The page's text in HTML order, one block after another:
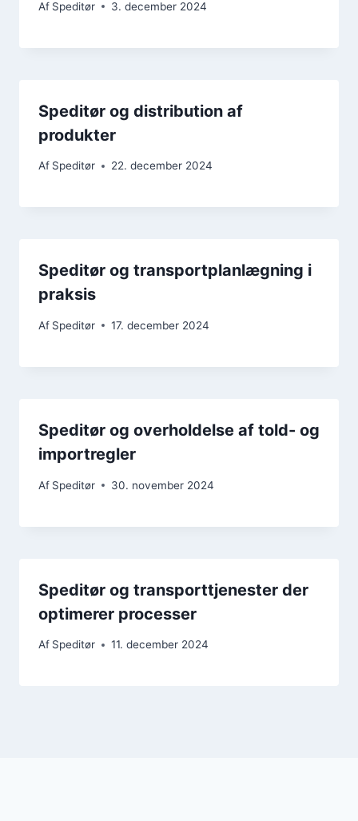
Af Speditør 3. december 2024
Speditør og distribution af
produkter
Af Speditør 22. december 2024
Speditør og transportplanlægning i
praksis
Af Speditør 17. december 2024
Speditør og overholdelse af told- og
importregler
Af Speditør 30. november 2024
Speditør og transporttjenester der
optimerer processer
Af Speditør 11. december 2024